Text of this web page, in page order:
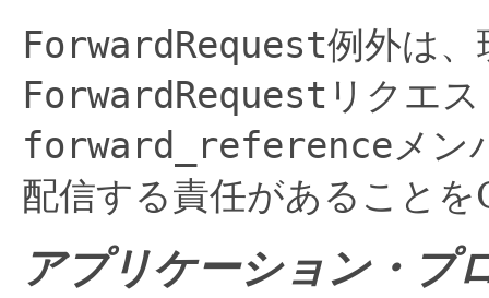
ForwardRequest例外は
ForwardRequest リクエ
forward_referenceメン
配信する責任があること
アプリケーション・プ